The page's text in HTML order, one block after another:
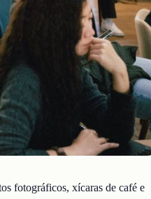
fotográficos, xícaras de café e